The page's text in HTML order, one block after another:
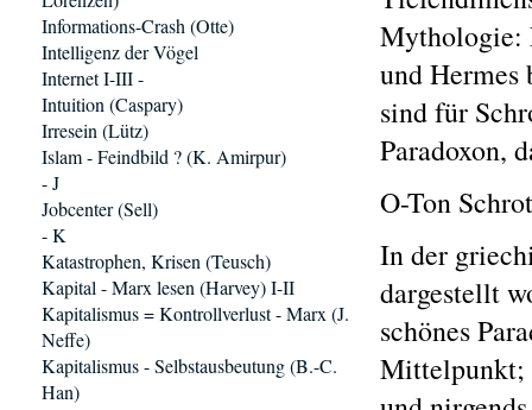
Mythologie:
und Hermes
sind für
Paradoxon,
O-Ton
In der
dargestellt
schönes
Mittelpunkt;
Informations-Crash (Otte)
Intelligenz der Vögel
Internet I-III -
Intuition (Caspary)
Irresein (Lütz)
Islam - Feindbild ? (K. Amirpur)
- J
Jobcenter (Sell)
- K
Katastrophen, Krisen (Teusch)
Kapital - Marx lesen (Harvey) I-II
Kapitalismus = Kontrollverlust - Marx (J.
Neffe)
Kapitalismus - Selbstausbeutung (B.-C.
Han)